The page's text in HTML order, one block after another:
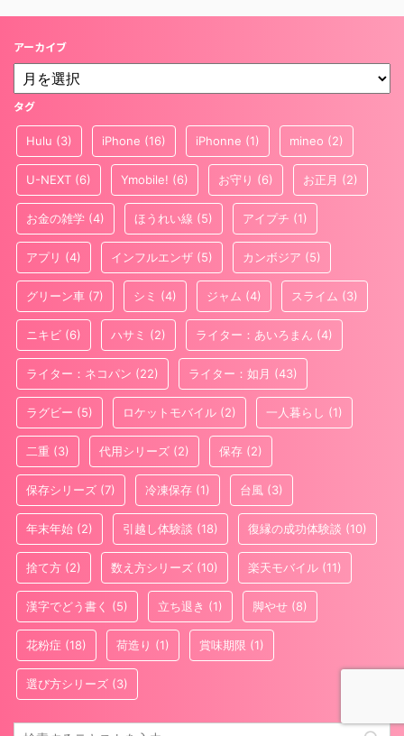
アーカイブ
タグ
Hulu (3) iPhone (16) iPhonne (1) mineo (2)
U-NEXT (6) Ymobile! (6) お守り (6) お正月 (2)
お金の雑学 (4) ほうれい線 (5) アイプチ (1)
アプリ (4) インフルエンザ (5) カンボジア (5)
グリーン車 (7) シミ (4) ジャム (4) スライム (3)
ニキビ (6) ハサミ (2) ライター：あいろまん (4)
ライター：ネコパン (22) ライター：如月 (43)
ラグビー (5) ロケットモバイル (2) 一人暮らし (1)
二重 (3) 代用シリーズ (2) 保存 (2)
保存シリーズ (7) 冷凍保存 (1) 台風 (3)
年末年始 (2) 引越し体験談 (18) 復縁の成功体験談 (10)
捨て方 (2) 数え方シリーズ (10) 楽天モバイル (11)
漢字でどう書く (5) 立ち退き (1) 脚やせ (8)
花粉症 (18) 荷造り (1) 賞味期限 (1)
選び方シリーズ (3)